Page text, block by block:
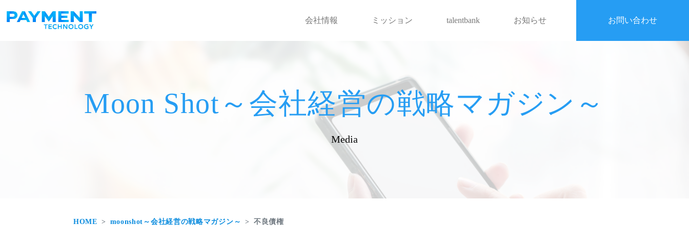
コンテンツへスキップ
メインナビゲーション 会社情報 ミッション talentbank お知らせ お問い合わせ
Moon Shot～会社経営の戦略マガジン～
Media
HOME moonshot～会社経営の戦略マガジン～ 不良債権